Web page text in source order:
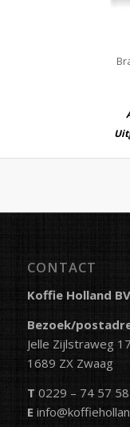
CONTACT
Koffie Holland BV
Bezoek/
Jelle Zijlstraweg
1689 ZX Zwaag
T 0229 – 74 57 58
E